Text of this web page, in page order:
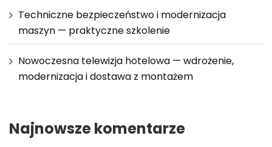
Techniczne bezpieczeństwo i modernizacja
maszyn — praktyczne szkolenie
Nowoczesna telewizja hotelowa — wdrożenie,
modernizacja i dostawa z montażem
Najnowsze komentarze